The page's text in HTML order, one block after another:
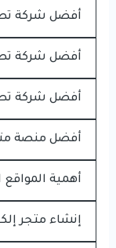
أفضل شركة
أفضل شركة
أفضل شركة
أفضل منصة
أهمية المواقع
إنشاء متجر